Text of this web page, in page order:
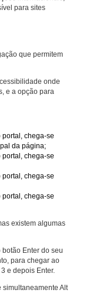
para sites
que permitem
onde
e a opção para
chega-se
da página;
chega-se
chega-se
chega-se
existem algumas
Enter do seu
para chegar ao
e depois Enter.
simultaneamente Alt